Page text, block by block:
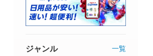
ジャンル 一覧